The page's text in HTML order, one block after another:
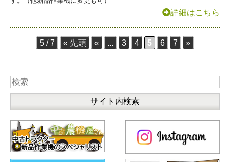
詳細はこちら
5 / 7 « 先頭 « ... 3 4 5 6 7 »